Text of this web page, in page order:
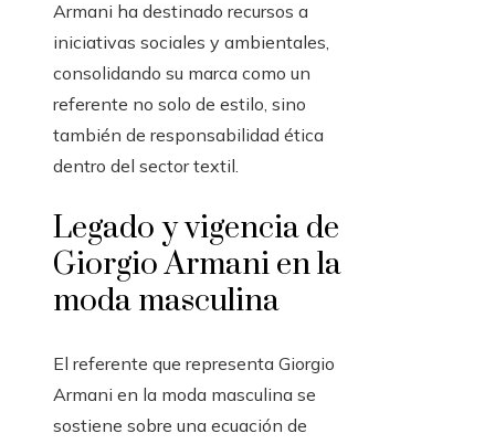
Armani ha destinado recursos a
iniciativas sociales y ambientales,
consolidando su marca como un
referente no solo de estilo, sino
también de responsabilidad ética
dentro del sector textil.
Legado y vigencia de
Giorgio Armani en la
moda masculina
El referente que representa Giorgio
Armani en la moda masculina se
sostiene sobre una ecuación de